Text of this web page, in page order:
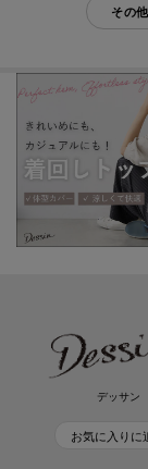
その
デッサン
お気に入りに